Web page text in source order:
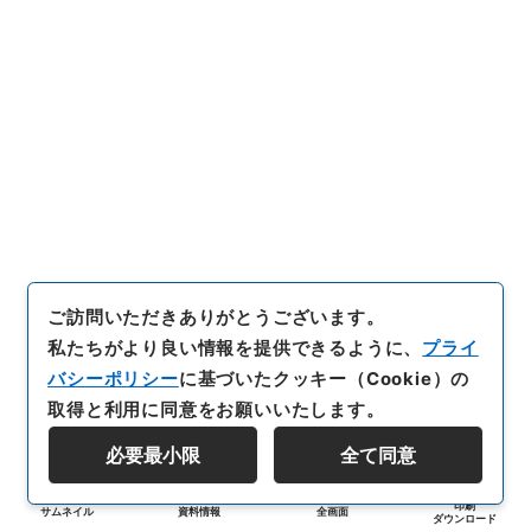
サムネイル 資料情報 全画面
印刷
ダウンロード
ご訪問いただきありがとうございます。
私たちがより良い情報を提供できるように、 プライ
バシーポリシーに基づいたクッキー（Cookie）の
取得と利用に同意をお願いいたします。
必要最小限 全て同意